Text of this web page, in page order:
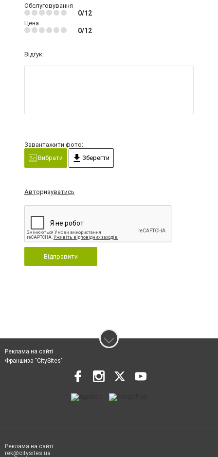
Обслуговування
0/12
Цена
0/12
Відгук:
Завантажити фото:
Вибрати
Зберегти
Авторизуватись
Відправити
Реклама на сайті
Франшиза "CitySites"
Реклама на сайті:
rek@citysites.ua